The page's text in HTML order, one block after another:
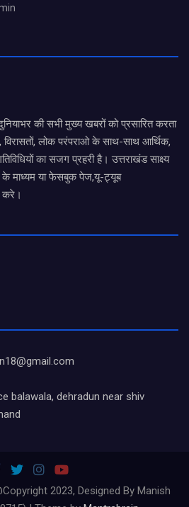
की सभी मुख्य खबरों को प्रसारित करता
लोक परंपराओ के साथ-साथ आर्थिक,
का सजग प्रहरी है। उत्तराखंड साक्ष्य
माध्यम या फेसबुक पेज,यू-ट्यूब
करे।
balawala, dehradun near shiv
2023, Designed By Manish